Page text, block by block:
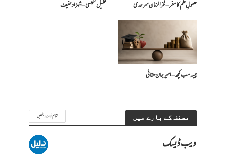
حصولِ علم کا سفر – فخرالزمان سرحدی تحلیل نفیسی – شہزاد حنیف
پیسہ سب کچھ – امیرجان حقانی
مصنف کے بارے میں تمام تحاریر دیکھیں
ویب ڈیسک